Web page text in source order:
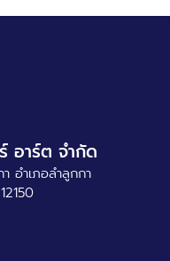
อาร์ต จำกัด
อำเภอลำลูกกา